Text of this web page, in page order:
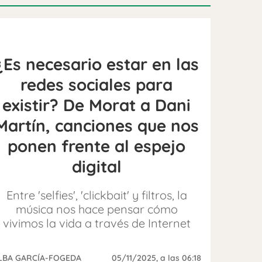
necesario estar en las
redes sociales para
existir? De Morat a Dani
canciones que nos
ponen frente al espejo
digital
Entre 'selfies', 'clickbait' y filtros, la
música nos hace pensar cómo
vivimos la vida a través de Internet
GARCÍA-FOGEDA 05/11/2025, a las 06:18